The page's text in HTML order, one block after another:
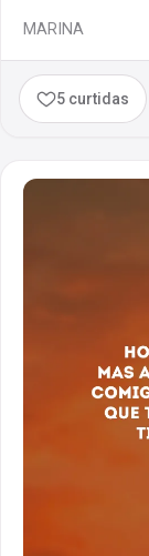
MARINA
5 curtidas